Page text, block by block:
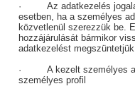
·Az adatkezelés
esetben, ha a személyes
közvetlenül szerezzük be.
hozzájárulását bármikor
adatkezelést
·A kezelt személyes
személyes profil